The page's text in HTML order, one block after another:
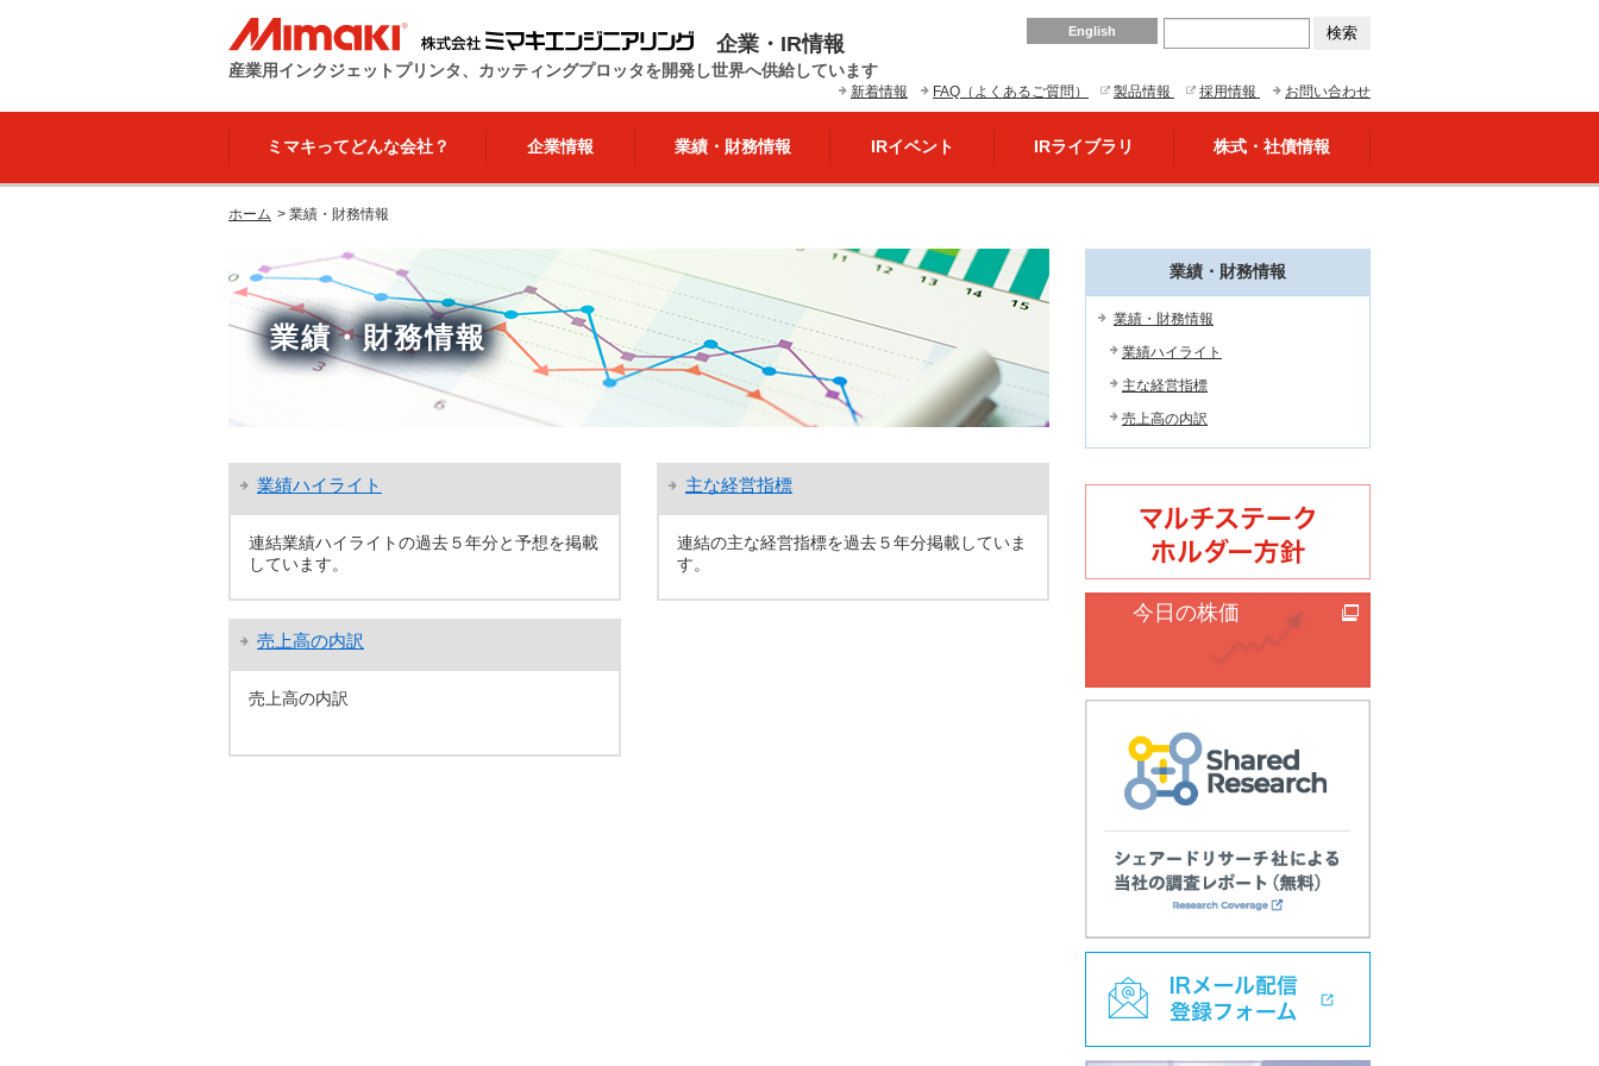
企業・IR情報
産業用インクジェットプリンタ、カッティングプロッタを開発し世界へ供給しています
English
お問い合わせ
採用情報
製品情報
FAQ（よくあるご質問）
新着情報
ミマキってどんな会社？ 企業情報 業績・財務情報 IRイベント IRライブラリ 株式・社債情報
ホーム > 業績・財務情報
業績・財務情報
業績ハイライト
連結業績ハイライトの過去５年分と予想を掲載
しています。
主な経営指標
連結の主な経営指標を過去５年分掲載していま
す。
売上高の内訳
売上高の内訳
業績・財務情報
業績・財務情報
業績ハイライト
主な経営指標
売上高の内訳
今日の株価